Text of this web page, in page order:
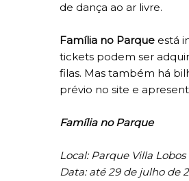
de dança ao ar livre.
Família no Parque está
tickets podem ser
filas. Mas também há
prévio no site e
Família no Parque
Local: Parque Villa Lobos
Data: até 29 de julho de